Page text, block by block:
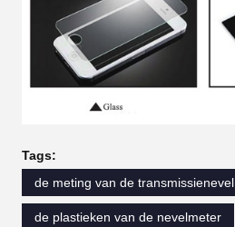
Tags:
de meting van de transmissienevel
de plastieken van de nevelmeter